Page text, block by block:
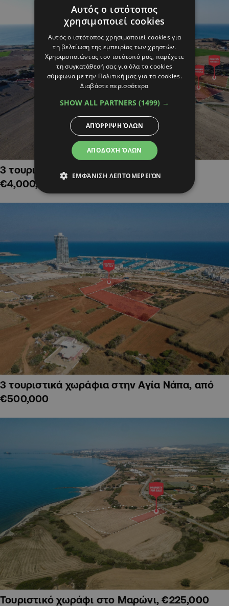
3 τουριστικά χωράφια στην Αλαμινό,
€4,000,000
3 τουριστικά χωράφια στην Αγία Νάπα, από
€500,000
Τουριστικό χωράφι στο Μαρώνι, €225,000
Αυτός ο ιστότοπος
χρησιμοποιεί cookies
Αυτός ο ιστότοπος χρησιμοποιεί cookies για
τη βελτίωση της εμπειρίας των χρηστών.
Χρησιμοποιώντας τον ιστότοπό μας, παρέχετε
τη συγκατάθεσή σας για όλα τα cookies
σύμφωνα με την Πολιτική μας για τα cookies.
Διαβάστε περισσότερα
SHOW ALL PARTNERS (1499) →
ΑΠΟΔΟΧΉ ΌΛΩΝ
ΑΠΌΡΡΙΨΗ ΌΛΩΝ
ΕΜΦΆΝΙΣΗ ΛΕΠΤΟΜΕΡΕΙΏΝ